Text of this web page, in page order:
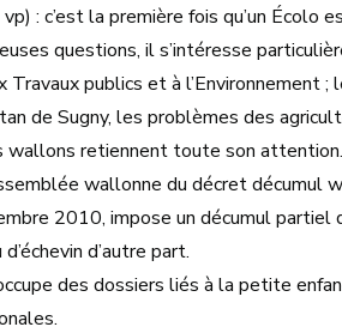
: c’est la première fois qu’un Écolo
questions, il s’intéresse
publics et à l’Environnement
de Sugny, les problèmes des
wallons retiennent toute son
wallonne du décret décumul
2010, impose un décumul partiel
d’autre part.
des dossiers liés à la petite